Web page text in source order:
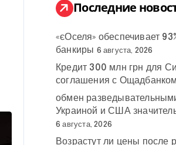
:
Последние
«єОселя» обеспечивает
банкиры 6 августа, 2026
Кредит 300 млн грн для
соглашения с Ощадбанком
обмен
Украиной и США
6 августа, 2026
Возрастут ли цены после